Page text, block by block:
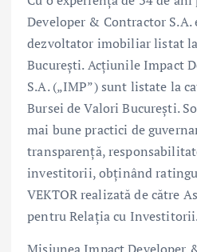
Developer & Contractor S.A.
dezvoltator imobiliar listat
București. Acțiunile Impact
S.A. („IMP”) sunt listate la
Bursei de Valori București.
mai bune practici de
transparență,
investitorii, obținând
VEKTOR realizată de către
pentru Relația cu
Misiunea Impact Developer